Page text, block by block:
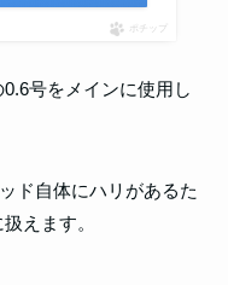
ポチップ
号をメインに使用し
ド自体にハリがあるた
えます。